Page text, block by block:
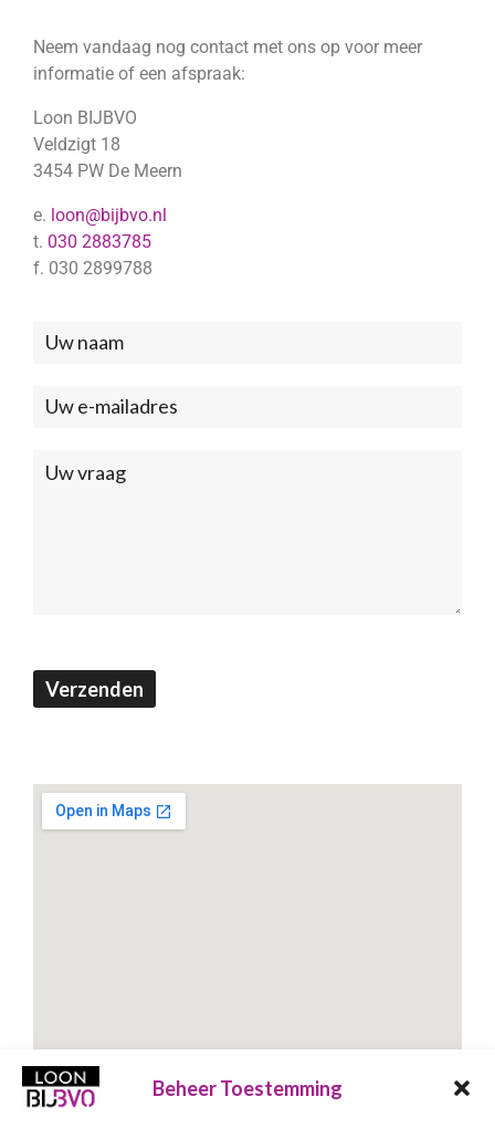
Beheer Toestemming
Neem vandaag nog contact met ons op voor meer
informatie of een afspraak:
Loon BIJBVO
Veldzigt 18
3454 PW De Meern
e. loon@bijbvo.nl
t. 030 2883785
f. 030 2899788
Neem
met
ons
Verzenden